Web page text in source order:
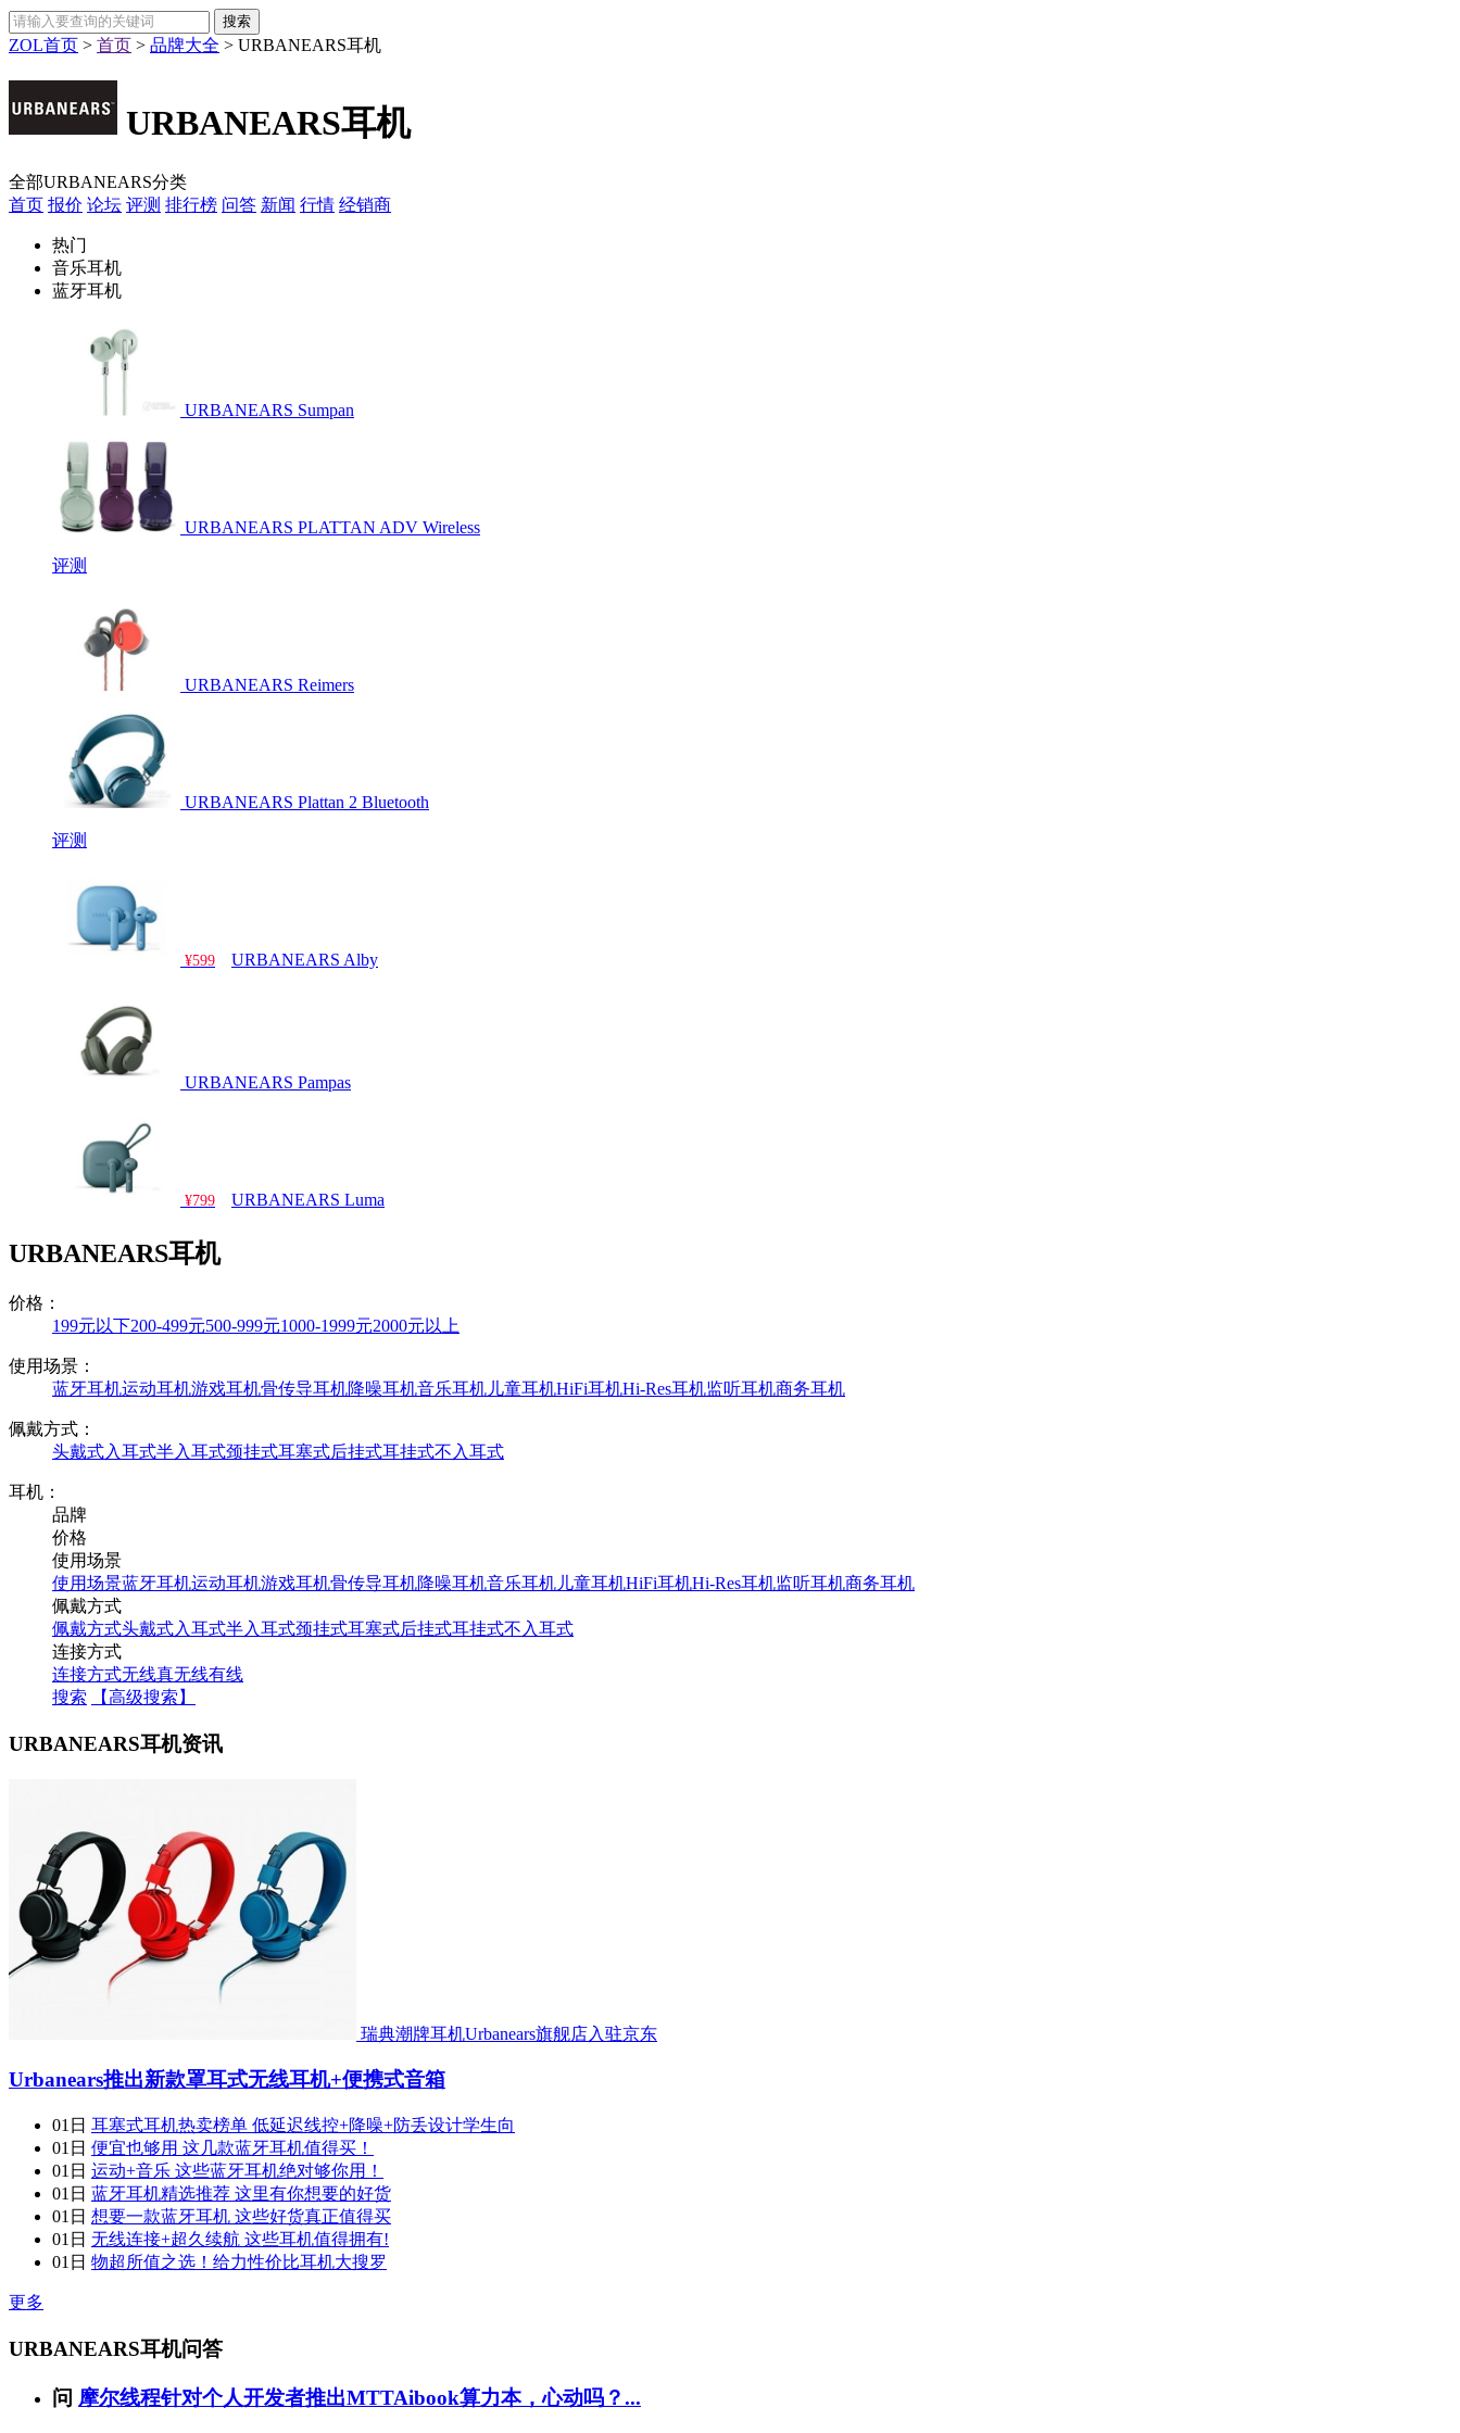
ZOL首页 > 首页 > 品牌大全 > URBANEARS耳机
URBANEARS耳机
全部URBANEARS分类
首页 报价 论坛 评测 排行榜 问答 新闻 行情 经销商
热门
音乐耳机
蓝牙耳机
URBANEARS Sumpan
URBANEARS PLATTAN ADV Wireless
评测
URBANEARS Reimers
URBANEARS Plattan 2 Bluetooth
评测
¥599 URBANEARS Alby
URBANEARS Pampas
¥799 URBANEARS Luma
URBANEARS耳机
价格：
199元以下200-499元500-999元1000-1999元2000元以上
使用场景：
蓝牙耳机运动耳机游戏耳机骨传导耳机降噪耳机音乐耳机 儿童耳机HiFi耳机Hi-Res耳机监听耳机商务耳机
佩戴方式：
头戴式入耳式半入耳式颈挂式耳塞式后挂式耳挂式不入耳式
耳机：
品牌
价格
使用场景
使用场景蓝牙耳机运动耳机游戏耳机骨传导耳机降噪耳机音乐耳机 儿童耳机HiFi耳机Hi-Res耳机监听耳机商务耳机
佩戴方式
佩戴方式头戴式入耳式半入耳式颈挂式耳塞式后挂式耳挂式不入耳式
连接方式
连接方式无线真无线有线
搜索
【高级搜索】
URBANEARS耳机资讯
瑞典潮牌耳机Urbanears旗舰店入驻京东
Urbanears推出新款罩耳式无线耳机+便携式音箱
01日 耳塞式耳机热卖榜单 低延迟线控+降噪+防丢设计学生向
01日 便宜也够用 这几款蓝牙耳机值得买！
01日 运动+音乐 这些蓝牙耳机绝对够你用！
01日 蓝牙耳机精选推荐 这里有你想要的好货
01日 想要一款蓝牙耳机 这些好货真正值得买
01日 无线连接+超久续航 这些耳机值得拥有!
01日 物超所值之选！给力性价比耳机大搜罗
更多
URBANEARS耳机问答
问 摩尔线程针对个人开发者推出MTTAibook算力本，心动吗？...